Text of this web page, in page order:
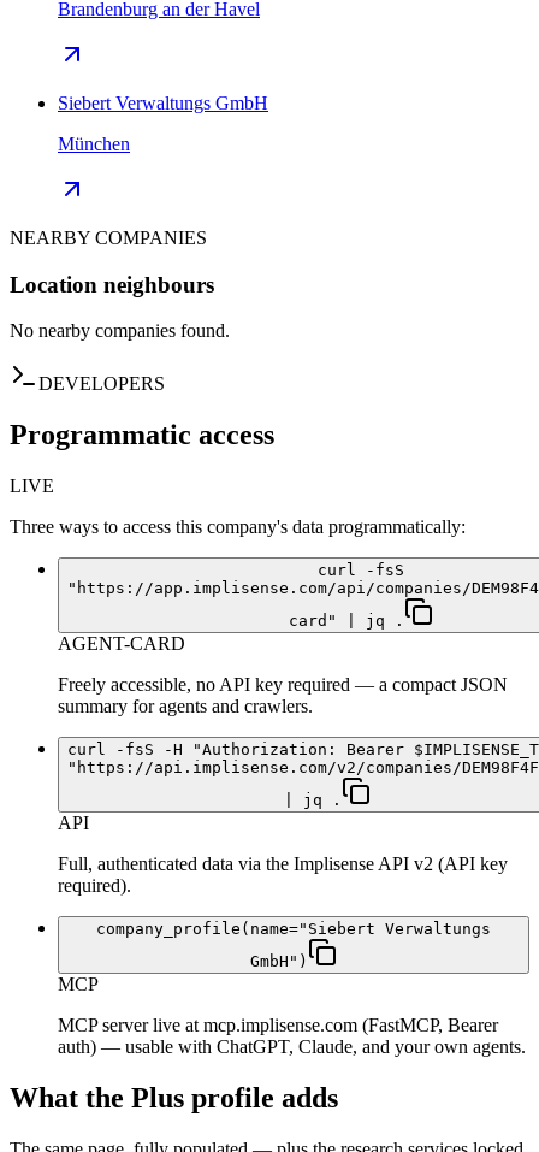
Brandenburg an der Havel
Siebert Verwaltungs GmbH
München
NEARBY COMPANIES
Location neighbours
No nearby companies found.
DEVELOPERS
Programmatic access
LIVE
Three ways to access this company's data programmatically:
curl -fsS
"https://app.implisense.com/api/companies/
card" | jq .
AGENT-CARD
Freely accessible, no API key required — a compact JSON
summary for agents and crawlers.
curl -fsS -H "Authorization: Bearer
"https://api.implisense.com/v2/companies/
| jq .
API
Full, authenticated data via the Implisense API v2 (API key
required).
company_profile(name="Siebert Verwaltungs
GmbH")
MCP
MCP server live at mcp.implisense.com (FastMCP, Bearer
auth) — usable with ChatGPT, Claude, and your own agents.
What the Plus profile adds